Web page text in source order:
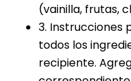
(vainilla, frutas,
3. Instrucciones
todos los
recipiente.